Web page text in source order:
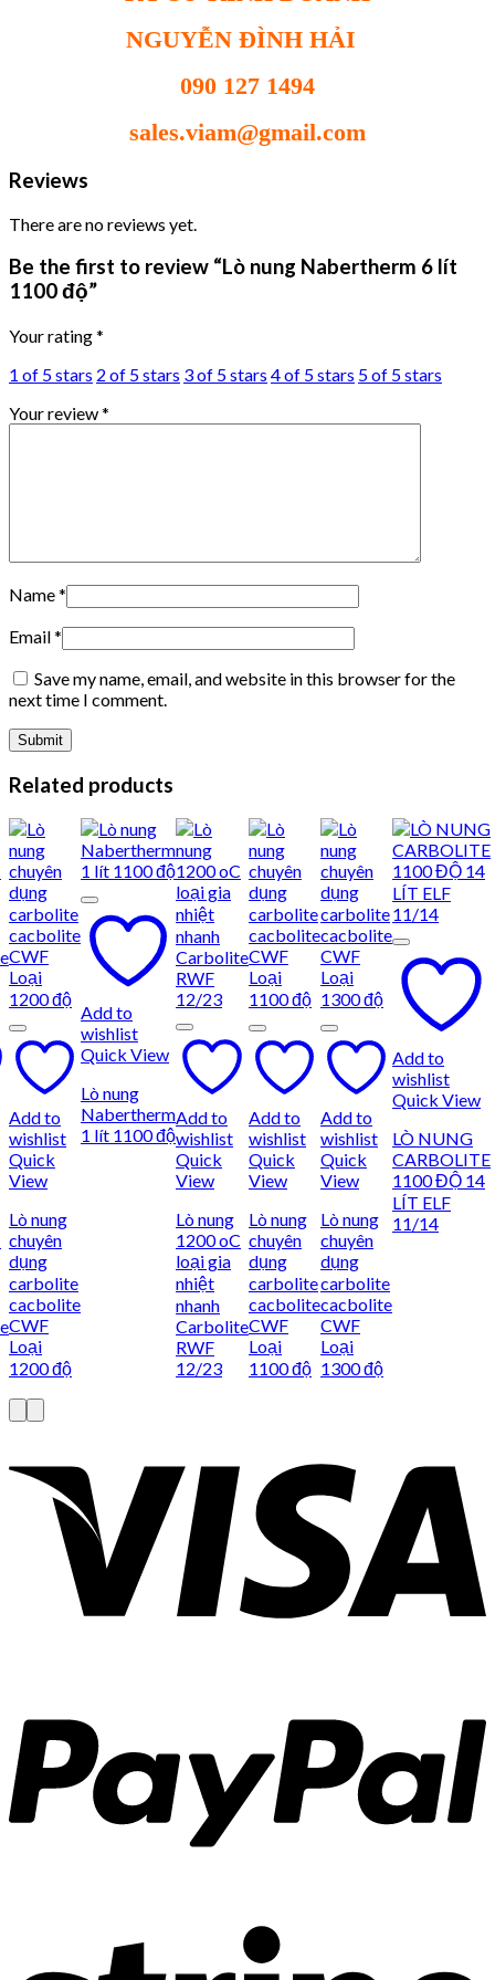
NGUYỄN ĐÌNH HẢI
090 127 1494
sales.viam@gmail.com
Reviews
There are no reviews yet.
Be the first to review “Lò nung Nabertherm 6 lít
1100 độ”
Your rating*
1 of 5 stars 2 of 5 stars 3 of 5 stars 4 of 5 stars 5 of 5 stars
Your review*
Name*
Email*
Save my name, email, and website in this browser for the
next time I comment.
Related products
Add to
wishlist
Quick
View
Lò nung
chuyên
dụng
carbolite
cacbolite
CWF
Loại
1200 độ
Add to
wishlist
Quick View
Lò nung
Nabertherm
1 lít 1100 độ
Add to
wishlist
Quick
View
Lò nung
1200 oC
loại gia
nhiệt
nhanh
Carbolite
RWF
12/23
Add to
wishlist
Quick
View
Lò nung
chuyên
dụng
carbolite
cacbolite
CWF
Loại
1100 độ
Add to
wishlist
Quick
View
Lò nung
chuyên
dụng
carbolite
cacbolite
CWF
Loại
1300 độ
Add to
wishlist
Quick View
LÒ NUNG
CARBOLITE
1100 ĐỘ 14
LÍT ELF
11/14